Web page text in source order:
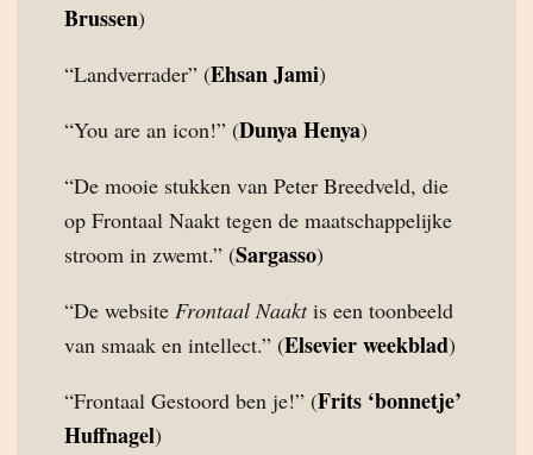
Brussen)
“Landverrader” (Ehsan Jami)
“You are an icon!” (Dunya Henya)
“De mooie stukken van Peter Breedveld, die
op Frontaal Naakt tegen de maatschappelijke
stroom in zwemt.” (Sargasso)
“De website Frontaal Naaktis een toonbeeld
van smaak en intellect.” (Elsevier weekblad)
“Frontaal Gestoord ben je!” (Frits ‘bonnetje’
Huffnagel)